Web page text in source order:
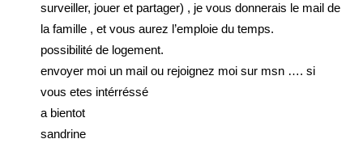
surveiller, jouer et partager) , je vous donnerais le mail de
la famille , et vous aurez l’emploie du temps.
possibilité de logement.
envoyer moi un mail ou rejoignez moi sur msn …. si
vous etes intérréssé
a bientot
sandrine